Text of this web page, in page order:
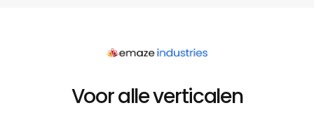
Voor alle verticalen